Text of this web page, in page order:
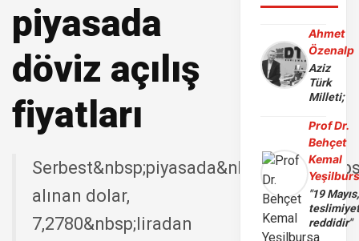
piyasada
döviz açılış
fiyatları
alınan dolar,
7,2780&nbsp;liradan
Ahmet
Özenalp
Aziz
Türk
Milleti;
Prof Dr.
Behçet
Kemal
"19 Mayıs,
reddidir"